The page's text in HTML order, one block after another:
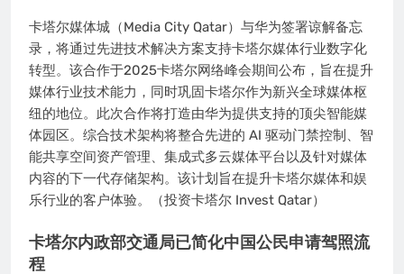
卡塔尔媒体城（Media City Qatar）与华为签署谅解备忘
录，将通过先进技术解决方案支持卡塔尔媒体行业数字化
转型。该合作于2025卡塔尔网络峰会期间公布，旨在提升
媒体行业技术能力，同时巩固卡塔尔作为新兴全球媒体枢
纽的地位。此次合作将打造由华为提供支持的顶尖智能媒
体园区。综合技术架构将整合先进的 AI 驱动门禁控制、智
能共享空间资产管理、集成式多云媒体平台以及针对媒体
内容的下一代存储架构。该计划旨在提升卡塔尔媒体和娱
乐行业的客户体验。（投资卡塔尔 Invest Qatar）
卡塔尔内政部交通局已简化中国公民申请驾照流
程